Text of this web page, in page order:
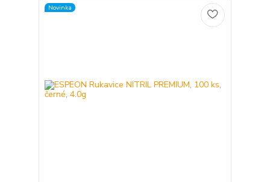
Novinka